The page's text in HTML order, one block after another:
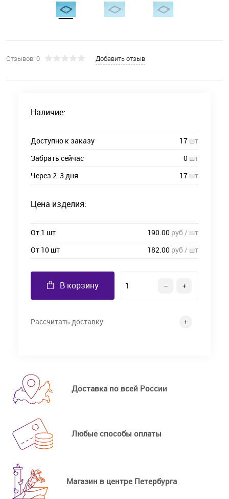
Отзывов: 0 Добавить отзыв
Наличие:
Доступно к заказу 17 шт
Забрать сейчас
0 шт
Через 2-3 дня
17 шт
Цена изделия:
От 1 шт 190.00 руб / шт
От 10 шт
182.00 руб / шт
В корзину
Рассчитать доставку
Доставка по всей России
Любые способы оплаты
Магазин в центре Петербурга